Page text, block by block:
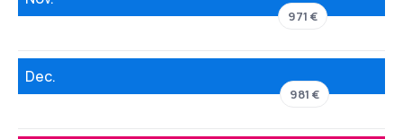
971 €
Dec.
981 €